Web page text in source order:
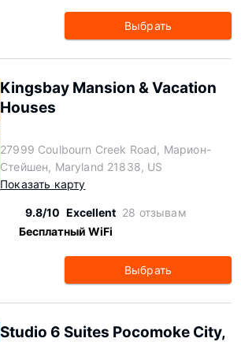
Выбрать
Kingsbay Mansion & Vacation
Houses
27999 Coulbourn Creek Road, Марион-
Стейшен, Maryland 21838, US
Показать карту
9.8/10 Excellent 28 отзывам
Бесплатный WiFi
Выбрать
Studio 6 Suites Pocomoke City,